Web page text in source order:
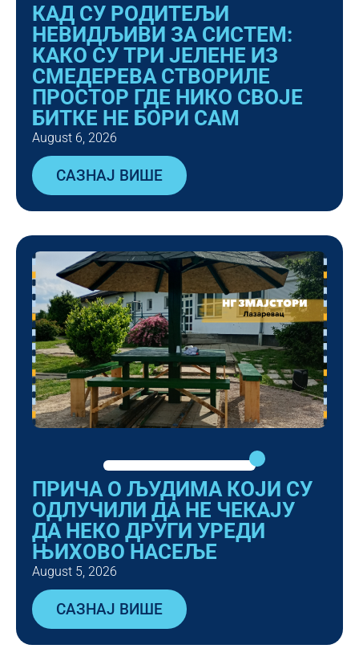
КАД СУ РОДИТЕЉИ
НЕВИДЉИВИ ЗА СИСТЕМ:
КАКО СУ ТРИ ЈЕЛЕНЕ ИЗ
СМЕДЕРЕВА СТВОРИЛЕ
ПРОСТОР ГДЕ НИКО СВОЈЕ
БИТКЕ НЕ БОРИ САМ
August 6, 2026
САЗНАЈ ВИШЕ
ПРИЧА О ЉУДИМА КОЈИ СУ
ОДЛУЧИЛИ ДА НЕ ЧЕКАЈУ
ДА НЕКО ДРУГИ УРЕДИ
ЊИХОВО НАСЕЉЕ
August 5, 2026
САЗНАЈ ВИШЕ